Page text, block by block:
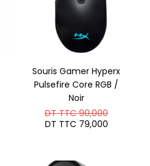
Souris Gamer Hyperx
Pulsefire Core RGB /
Noir
DT TTC90,000Le
prix
DT TTC 79,000Le